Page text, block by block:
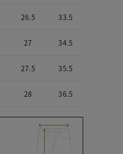
26.5 33.5
27 34.5
27.5 35.5
28 36.5